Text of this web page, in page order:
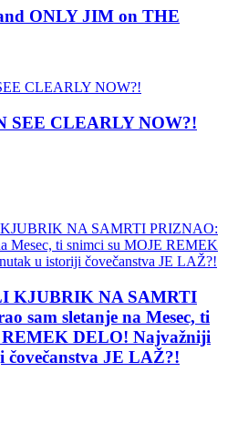
ONLY JIM on THE
SEE CLEARLY NOW?!
KJUBRIK NA SAMRTI
sam sletanje na Mesec, ti
REMEK DELO! Najvažniji
JE LAŽ?!